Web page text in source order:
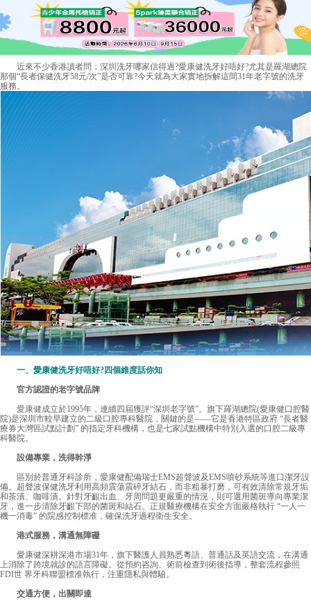
近來不少香港讀者問：深圳洗牙哪家信得過?愛康健洗牙好唔好?尤其是羅湖總院
那個“長者保健洗牙58元/次”是否可靠?今天就為大家實地拆解這間31年老字號的洗牙
服務。
一、愛康健洗牙好唔好?四個維度話你知
官方認證的老字號品牌
愛康健成立於1995年，連續四屆獲評“深圳老字號”。旗下羅湖總院(愛康健口腔醫
院)是深圳市較早建立的二級口腔專科醫院，關鍵的是——它是香港特區政府 “長者醫
療券大灣區試點計劃” 的指定牙科機構，也是七家試點機構中特別入選的口腔二級專
科醫院。
設備專業，洗得幹淨
區別於普通牙科診所，愛康健配備瑞士EMS超聲波及EMS噴砂系統等進口潔牙設
備。超聲波保健洗牙利用高頻震蕩震碎牙結石，而非粗暴打磨，可有效清除常規牙垢
和茶漬、咖啡漬。針對牙齦出血、牙周問題更嚴重的情況，則可選用菌斑導向專業潔
牙，進一步清除牙齦下部的菌斑和結石。正規醫療機構在安全方面嚴格執行 “一人一
機一消毒” 的院感控制標准，確保洗牙過程衛生安全。
港式服務，溝通無障礙
愛康健深耕深港市場31年，旗下醫護人員熟悉粵語、普通話及英語交流，在溝通
上消除了跨境就診的語言障礙。從預約咨詢、術前檢查到術後指導，整套流程參照
FDI世 界牙科聯盟標准執行，注重隱私與體驗。
交通方便，出關即達